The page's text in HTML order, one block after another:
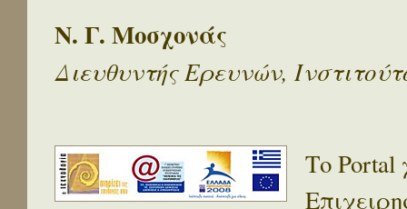
Ν. Γ. Μοσχονάς
Διευθυντής Ερευνών,
Το Portal